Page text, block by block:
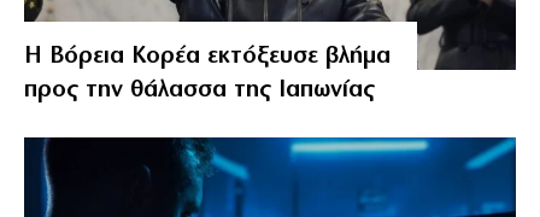
Η Βόρεια Κορέα εκτόξευσε βλήμα
προς την θάλασσα της Ιαπωνίας